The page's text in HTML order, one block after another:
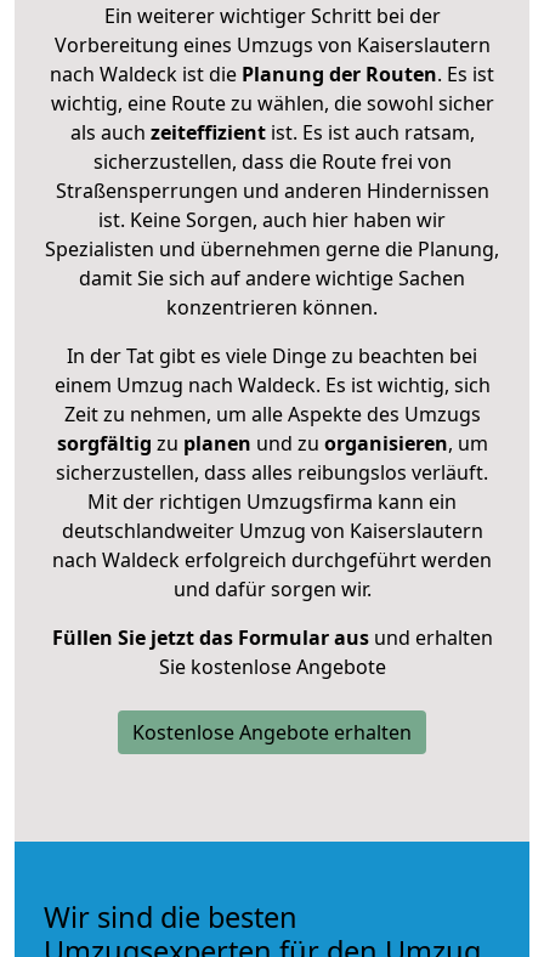
Ein weiterer wichtiger Schritt bei der
Vorbereitung eines Umzugs von Kaiserslautern
nach Waldeck ist die Planung der Routen. Es ist
wichtig, eine Route zu wählen, die sowohl sicher
als auch zeiteffizientist. Es ist auch ratsam,
sicherzustellen, dass die Route frei von
Straßensperrungen und anderen Hindernissen
ist. Keine Sorgen, auch hier haben wir
Spezialisten und übernehmen gerne die Planung,
damit Sie sich auf andere wichtige Sachen
konzentrieren können.
In der Tat gibt es viele Dinge zu beachten bei
einem Umzug nach Waldeck. Es ist wichtig, sich
Zeit zu nehmen, um alle Aspekte des Umzugs
sorgfältig zu planen und zu organisieren, um
sicherzustellen, dass alles reibungslos verläuft.
Mit der richtigen Umzugsfirma kann ein
deutschlandweiter Umzug von Kaiserslautern
nach Waldeck erfolgreich durchgeführt werden
und dafür sorgen wir.
Füllen Sie jetzt das Formular ausund erhalten
Sie kostenlose Angebote
Kostenlose Angebote erhalten
Wir sind die besten